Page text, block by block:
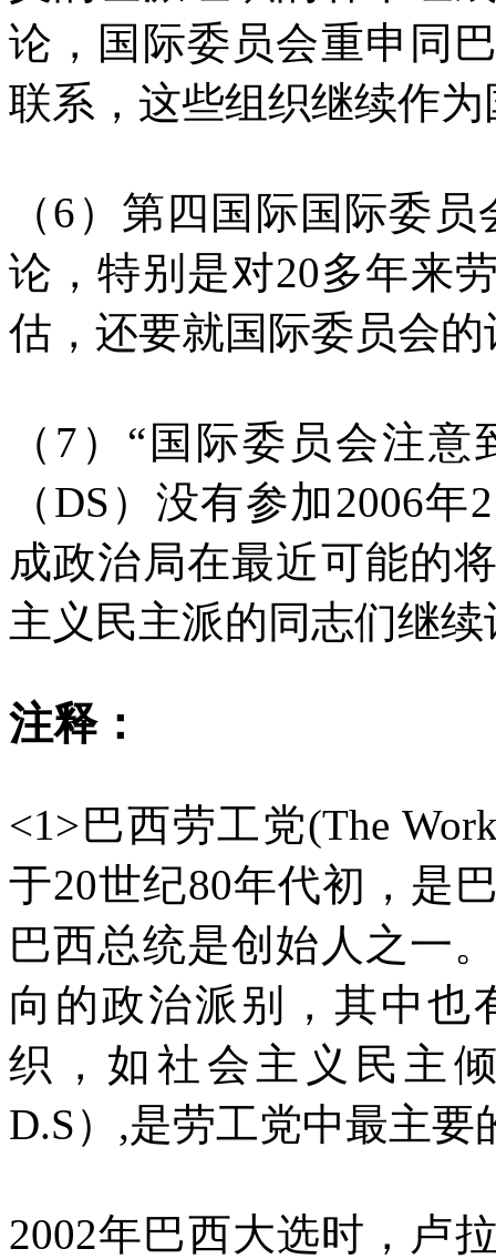
论，国际委员会重申同
联系，这些组织继续作
（6）第四国际国际委
论，特别是对20多年来
估，还要就国际委员会
（7）“国际委员会注
（DS）没有参加2006
成政治局在最近可能的
主义民主派的同志们继续
注释：
<1>巴西劳工党(The
于20世纪80年代初，是
巴西总统是创始人之一
向的政治派别，其中也
织，如社会主义民主倾
D.S）,是劳工党中最主要
2002年巴西大选时，卢